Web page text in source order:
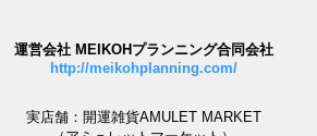
運営会社 MEIKOHプランニング合同会社
http://meikohplanning.com/
実店舗：開運雑貨AMULET MARKET